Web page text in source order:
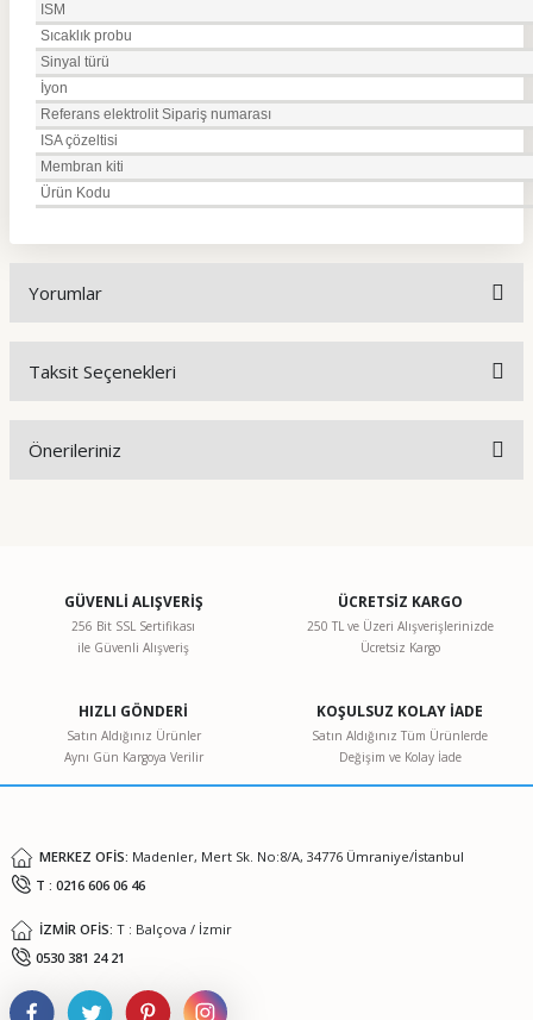
ISM
Sıcaklık probu
Sinyal türü
İyon
Referans elektrolit Sipariş numarası
ISA çözeltisi
Membran kiti
Ürün Kodu
Yorumlar
Taksit Seçenekleri
Önerileriniz
Görüş ve önerileriniz için teşekkür ederiz.
Ürün resmi kalitesiz, bozuk veya görüntülenemiyor.
Ürün bilgilerinde hatalar bulunuyor.
Ürün fiyatı diğer sitelerden daha pahalı.
GÜVENLİ ALIŞVERİŞ
256 Bit SSL Sertifikası
ile Güvenli Alışveriş
ÜCRETSİZ KARGO
250 TL ve Üzeri Alışverişlerinizde
Ücretsiz Kargo
HIZLI GÖNDERİ
Satın Aldığınız Ürünler
Aynı Gün Kargoya Verilir
KOŞULSUZ KOLAY İADE
Satın Aldığınız Tüm Ürünlerde
Değişim ve Kolay İade
MERKEZ OFİS: Madenler, Mert Sk. No:8/A, 34776 Ümraniye/İstanbul
T : 0216 606 06 46
İZMİR OFİS: T : Balçova / İzmir
0530 381 24 21